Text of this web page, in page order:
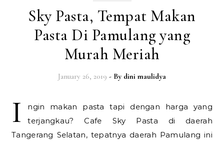
Sky Pasta, Tempat Makan
Pasta Di Pamulang yang
Murah Meriah
January 26, 2019 - By dini maulidya
I
ngin makan pasta tapi dengan harga yang
terjangkau? Cafe Sky Pasta di daerah
Tangerang Selatan, tepatnya daerah Pamulang ini